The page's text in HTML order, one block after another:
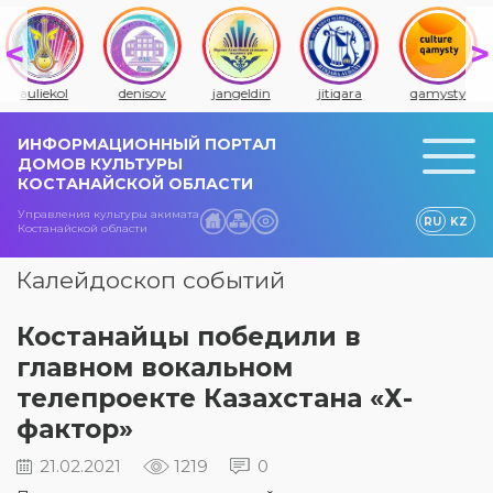
auliekol denisov jangeldin jitiqara qamysty
ИНФОРМАЦИОННЫЙ ПОРТАЛ
ДОМОВ КУЛЬТУРЫ
КОСТАНАЙСКОЙ ОБЛАСТИ
Управления культуры акимата
Костанайской области
RU KZ
Калейдоскоп событий
Костанайцы победили в
главном вокальном
телепроекте Казахстана «Х-
фактор»
21.02.2021 1219 0